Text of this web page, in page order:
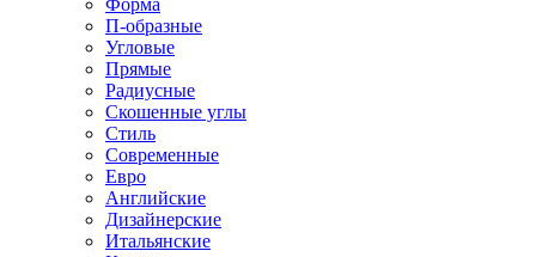
Форма
П-образные
Угловые
Прямые
Радиусные
Скошенные углы
Стиль
Современные
Евро
Английские
Дизайнерские
Итальянские